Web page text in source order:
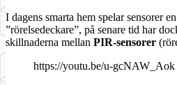
I dagens smarta hem spelar sensorer
”rörelsedeckare”, på senare tid har
skillnaderna mellan PIR-sensorer
https://youtu.be/u-gcNAW_Aok